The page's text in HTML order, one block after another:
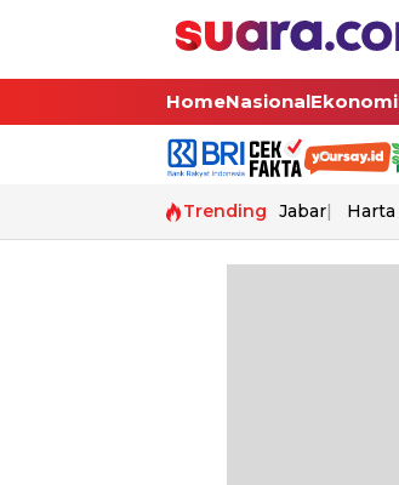
HomeNasionalEkonomi
Trending Jabar Harta